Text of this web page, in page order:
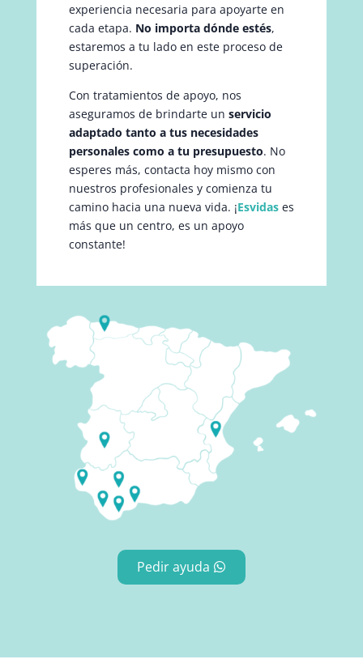
experiencia necesaria para apoyarte en
cada etapa. No importa dónde estés,
estaremos a tu lado en este proceso de
superación.
Con tratamientos de apoyo, nos
aseguramos de brindarte un servicio
adaptado tanto a tus necesidades
personales como a tu presupuesto. No
esperes más, contacta hoy mismo con
nuestros profesionales y comienza tu
camino hacia una nueva vida. ¡Esvidas es
más que un centro, es un apoyo
constante!
Pedir ayuda